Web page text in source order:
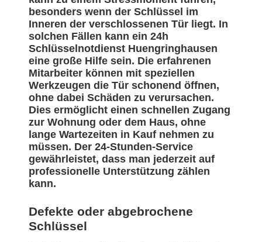
besonders wenn der Schlüssel im
Inneren der verschlossenen Tür liegt. In
solchen Fällen kann ein 24h
Schlüsselnotdienst Huengringhausen
eine große Hilfe sein. Die erfahrenen
Mitarbeiter können mit speziellen
Werkzeugen die Tür schonend öffnen,
ohne dabei Schäden zu verursachen.
Dies ermöglicht einen schnellen Zugang
zur Wohnung oder dem Haus, ohne
lange Wartezeiten in Kauf nehmen zu
müssen. Der 24-Stunden-Service
gewährleistet, dass man jederzeit auf
professionelle Unterstützung zählen
kann.
Defekte oder abgebrochene
Schlüssel